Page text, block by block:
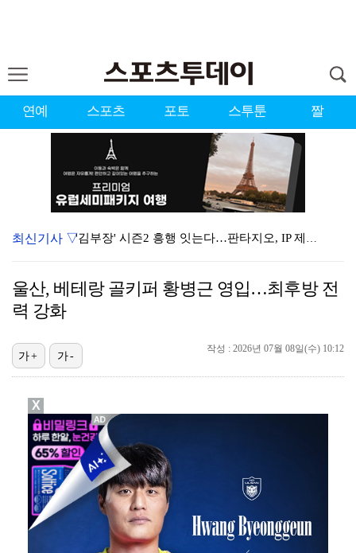
연예 스포츠 포토 스투툰 짤
'김부장' 시즌2 흥행 잇는다…판타지오, IP 제작·매…
[ST포토] 박현경, 생각보다 어렵네
초췌해진 김선태, 술병 가득 "고독하구만"…'리센느 사…
[ST포토] 전예성, 벌써 덥네
[ST포토] 성유진, 얼음주머니 챙겨서 출발
[ST포토] 성유진, 힘찬 스윙
최신기사 ▽
울산, 베테랑 골키퍼 황병근 영입…최후방 전
력 강화
작성 : 2026년 07월 08일(수) 10:12
가+ 가-
X